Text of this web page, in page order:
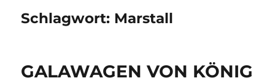
Schlagwort: Marstall
GALAWAGEN VON KÖNIG